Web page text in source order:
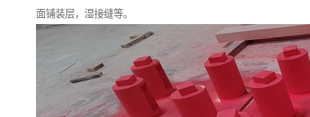
面铺装层，湿接缝等。